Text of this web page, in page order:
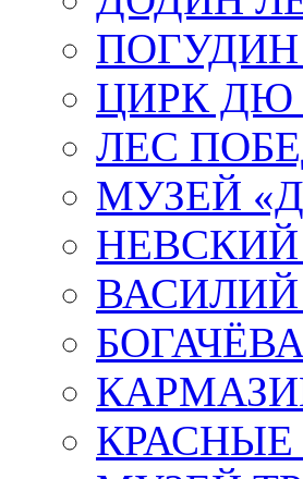
ПОГУДИН
ЦИРК ДЮ
ЛЕС
МУЗЕЙ